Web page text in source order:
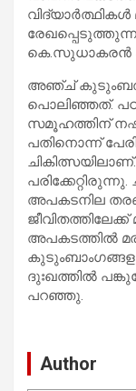
കെ.സുധാകരന്‍
അഞ്ച്
പൊലിഞ്ഞത്.
സമൂഹത്തിന്
പതിനൊന്ന്
അപകടനില
അപകടത്തില്‍
ദുഃഖത്തില്‍
പറഞ്ഞു.
Author